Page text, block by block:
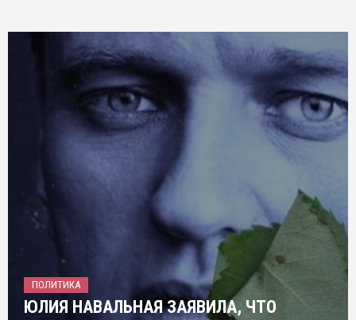
ПОЛИТИКА
ЮЛИЯ НАВАЛЬНАЯ ЗАЯВИЛА, ЧТО